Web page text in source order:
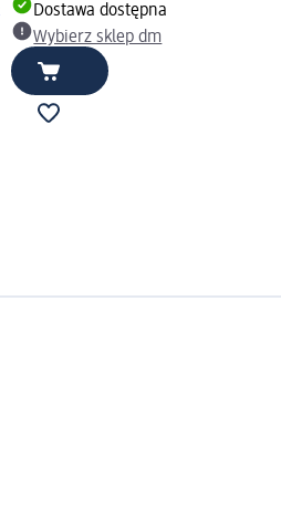
Dostawa dostępna
Wybierz sklep dm